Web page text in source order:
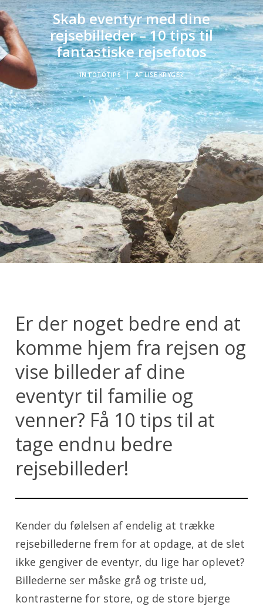
Skab eventyr med dine
rejsebilleder – 10 tips til
fantastiske rejsefotos
INFOTOTIPS | AFLISE KRYGER
Er der noget bedre end at
komme hjem fra rejsen og
vise billeder af dine
eventyr til familie og
venner? Få 10 tips til at
tage endnu bedre
rejsebilleder!
Kender du følelsen af endelig at trække
rejsebillederne frem for at opdage, at de slet
ikke gengiver de eventyr, du lige har oplevet?
Billederne ser måske grå og triste ud,
kontrasterne for store, og de store bjerge